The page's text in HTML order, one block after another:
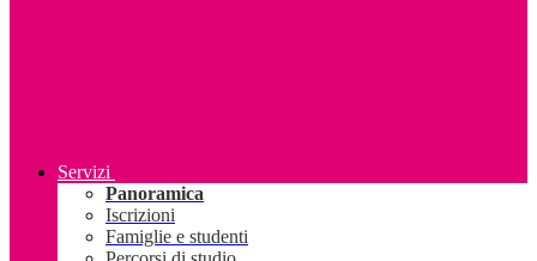
Servizi
Panoramica
Iscrizioni
Famiglie e studenti